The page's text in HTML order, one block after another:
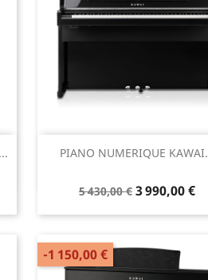
PIANO NUMERIQUE
5 430,00 € 3 990,00 €
Aperçu rapide
-1 150,00 €